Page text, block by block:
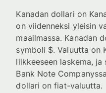
Kanadan dollari on
on viidenneksi yleisin
maailmassa. Kanadan
symboli $. Valuutta on
liikkeeseen laskema,
Bank Note
dollari on fiat-valuutta.